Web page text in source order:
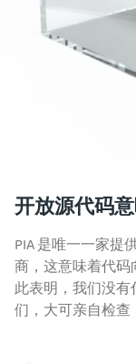
开放源代码
PIA 是唯一一家提
商，这意味着代
此表明，我们没
们，大可亲自检查